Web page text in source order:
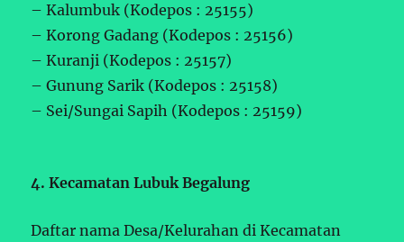
– Kalumbuk (Kodepos : 25155)
– Korong Gadang (Kodepos : 25156)
– Kuranji (Kodepos : 25157)
– Gunung Sarik (Kodepos : 25158)
– Sei/Sungai Sapih (Kodepos : 25159)
4. Kecamatan Lubuk Begalung
Daftar nama Desa/Kelurahan di Kecamatan